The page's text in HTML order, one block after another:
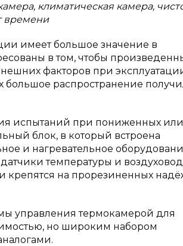
климатическая камера,
времени
имеет большое значение в
в том, чтобы
факторов при
большое распространение
испытаний при пониженных или
блок, в который встроена
и нагревательное
температуры и
крепятся на прорезиненных
управления термокамерой для
но широким набором